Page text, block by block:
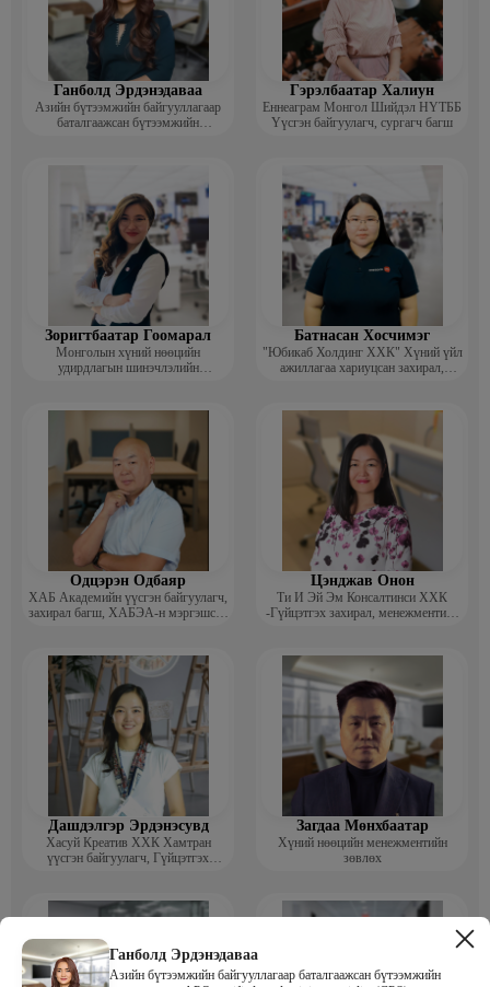
Ганболд Эрдэнэдаваа
Азийн бүтээмжийн байгууллагаар баталгаажсан бүтээмжийн
Ганболд Эрдэнэдаваа
Азийн бүтээмжийн байгууллагаар
баталгаажсан бүтээмжийн
Гэрэлбаатар Халиун
Еннеаграм Монгол Шийдэл НҮТББ
Үүсгэн байгуулагч, сургагч багш
Зоригтбаатар Гоомарал
Монголын хүний нөөцийн
удирдлагын шинэчлэлийн
Батнасан Хосчимэг
"Юбикаб Холдинг ХХК" Хүний үйл
ажиллагаа хариуцсан захирал,
Одцэрэн Одбаяр
ХАБ Академийн үүсгэн байгуулагч,
захирал багш, ХАБЭА-н мэргэшсэн
Цэнджав Онон
Ти И Эй Эм Консалтинси ХХК
-Гүйцэтгэх захирал, менежментийн
Дашдэлгэр Эрдэнэсувд
Хасуй Креатив ХХК Хамтран
үүсгэн байгуулагч, Гүйцэтгэх
Загдаа Мөнхбаатар
Хүний нөөцийн менежментийн
зөвлөх